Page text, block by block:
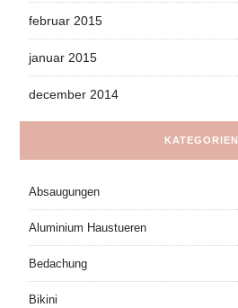
februar 2015
januar 2015
december 2014
KATEGORIEN
Absaugungen
Aluminium Haustueren
Bedachung
Bikini